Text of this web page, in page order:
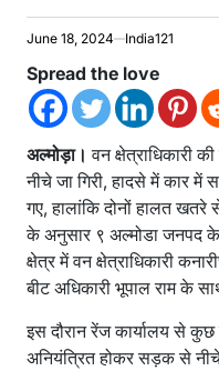
June 18, 2024 India121
Spread the love
अल्मोड़ा। वन क्षेत्राधिकारी
नीचे जा गिरी, हादसे में कार में
गए, हालांकि दोनों हालत खतरे
के अनुसार ९ अल्मोडा जनपद के
क्षेत्र में वन क्षेत्राधिकारी
बीट अधिकारी भूपाल राम के
इस दौरान रेंज कार्यालय से
अनियंत्रित होकर सड़क से नीचे